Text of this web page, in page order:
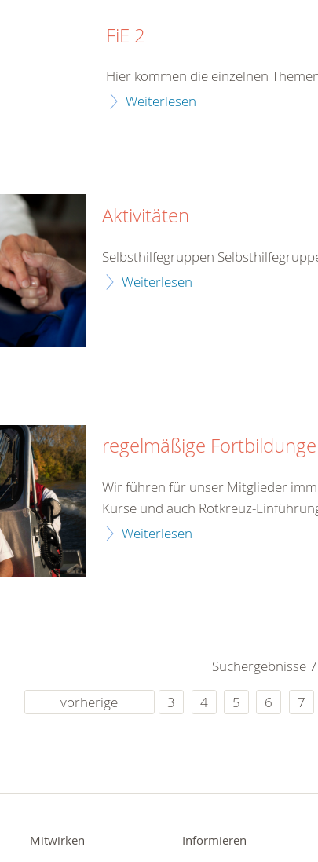
FiE 2
Hier kommen die einzelnen
Weiterlesen
Aktivitäten
Selbsthilfegruppen
Weiterlesen
regelmäßige
Wir führen für unser Mitglieder
Kurse und auch Rotkreuz-
Weiterlesen
Suchergebnisse
vorherige
3 4 5 6 7
Mitwirken
Informieren